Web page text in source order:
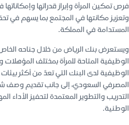
فرص تمكين المرأة وإبراز قدراتها
وتعزيز مكانتها في المجتمع بما يسهم في
المستدامة في المملكة.
ويستعرض بنك الرياض من خلال جناحه
الوظيفية المتاحة للمرأة بمختلف المؤهلات
الوظيفية لدى البنك التي تعدّ من أكثر
المصرفي السعودي، إلى جانب تقديم وصف
التدريب والتطوير المعتمدة لتحفيز الأداء
الوطنية.